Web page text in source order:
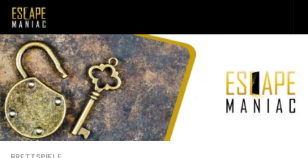
Unter dem Inhalt